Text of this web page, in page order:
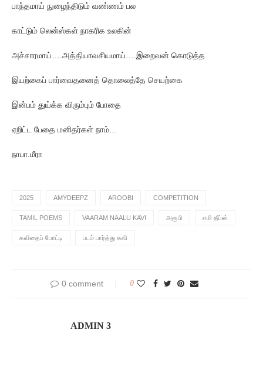
பாந்தமாய் நுழைந்திடும் வண்ணம் பல
காட்டும் லென்ஸ்கள் நாகரிக உலகின்
அச்சாரமாய்….அத்தியாவசியமாய்….இறைவன் கொடுத்த
இயற்கைப் பார்வைதனைத் தொலைத்தே செயற்கை
இன்பம் துய்க்க விரும்பும் போதை
ஏறிட்ட பேதை மனிதர்கள் நாம்…
நாபா.மீரா
2025 AMYDEEPZ AROOBI COMPETITION
TAMIL POEMS VAARAM NAALU KAVI அரூபி எமி தீப்ஸ்
கவிதைப் போட்டி படம் பார்த்து கவி
0 comment 0
ADMIN 3